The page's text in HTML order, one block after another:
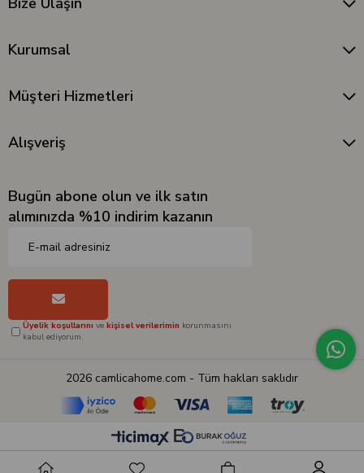
Kurumsal
Müşteri Hizmetleri
Alışveriş
Bugün abone olun ve ilk satın
alımınızda %10 indirim kazanın
Üyelik koşullarını ve kişisel verilerimin korunmasını
kabul ediyorum.
2026 camlicahome.com - Tüm hakları saklıdır